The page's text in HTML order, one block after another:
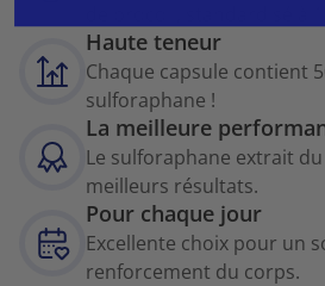
Haute teneur
Chaque capsule contient
sulforaphane !
La meilleure
Le sulforaphane extrait
meilleurs résultats.
Pour chaque jour
Excellente choix pour un
renforcement du corps.